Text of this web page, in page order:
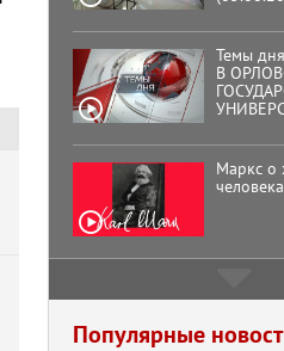
Темы
В
Маркс о
человека
Популярные